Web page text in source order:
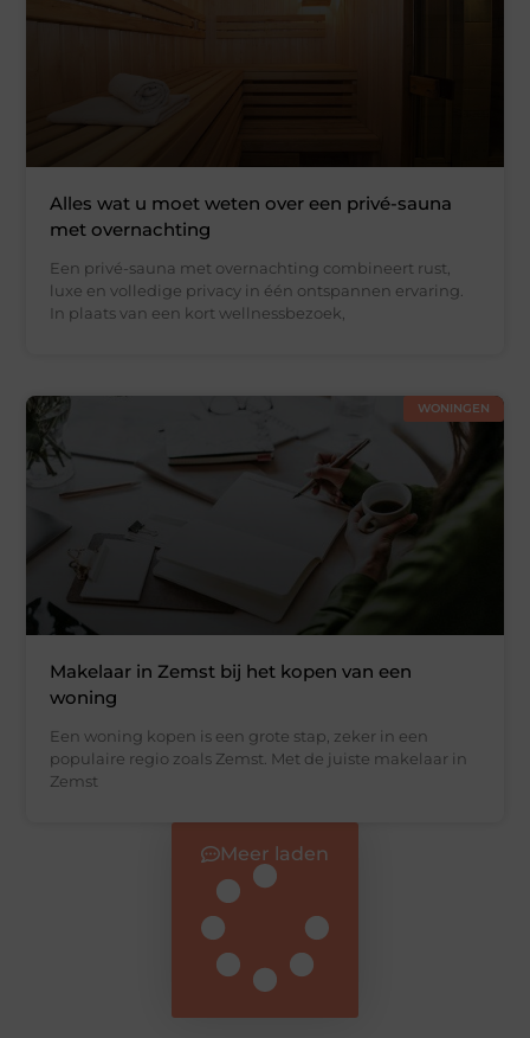
Alles wat u moet weten over een privé-sauna
met overnachting
Een privé-sauna met overnachting combineert rust,
luxe en volledige privacy in één ontspannen ervaring.
In plaats van een kort wellnessbezoek,
WONINGEN
Makelaar in Zemst bij het kopen van een
woning
Een woning kopen is een grote stap, zeker in een
populaire regio zoals Zemst. Met de juiste makelaar in
Zemst
Meer laden